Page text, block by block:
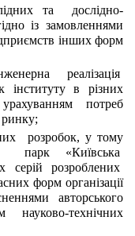
та  дослідно-
із замовленнями
інших форм
реалізація
інституту в різних
потреб
ринку;
розробок, у тому
парк «Київська
серій розроблених
форм організації
авторського
науково-технічних